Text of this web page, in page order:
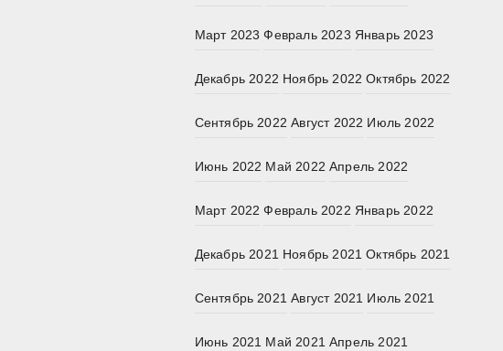
Март 2023 Февраль 2023 Январь 2023
Декабрь 2022 Ноябрь 2022 Октябрь 2022
Сентябрь 2022 Август 2022 Июль 2022
Июнь 2022 Май 2022 Апрель 2022
Март 2022 Февраль 2022 Январь 2022
Декабрь 2021 Ноябрь 2021 Октябрь 2021
Сентябрь 2021 Август 2021 Июль 2021
Июнь 2021 Май 2021 Апрель 2021